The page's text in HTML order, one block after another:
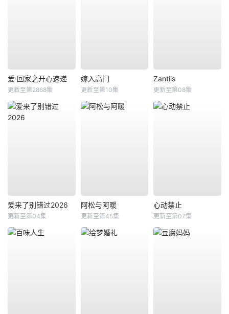
爱·回家之开心速递
更新至第2868集
嫁入高门
更新至第10集
Zantiis
更新至第08集
爱来了别错过2026
更新至第04集
阿松与阿暖
更新至第45集
心动禁止
更新至第07集